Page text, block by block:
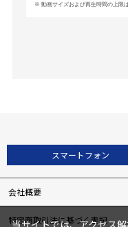
動画サイズおよび再生時間の上限
スマートフォン
会社概要
特定商取引法に基づく表記